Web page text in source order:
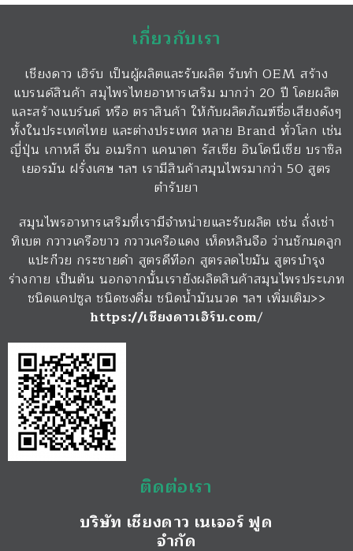
เกี่ยวกับเรา
เชียงดาว เฮิร์บ เป็นผู้ผลิตและรับผลิต รับทำ OEM สร้าง
แบรนด์สินค้า สมุไพรไทยอาหารเสริม มากว่า 20 ปี โดยผลิต
และสร้างแบร์นด์ หรือ ตราสินค้า ให้กับผลิตภัณฑ์ชื่อเสียงดังๆ
ทั้งในประเทศไทย และต่างประเทศ หลาย Brand ทั่วโลก เช่น
ญี่ปุ่น เกาหลี จีน อเมริกา แคนาดา รัสเซีย อินโดนีเซีย บราซิล
เยอรมัน ฝรั่งเศษ ฯลฯ เรามีสินค้าสมุนไพรมากว่า 50 สูตร
ตำรับยา
สมุนไพรอาหารเสริมที่เรามีจำหน่ายและรับผลิต เช่น ถั่งเช่า
ทิเบต กวาวเครือขาว กวาวเครือแดง เห็ดหลินจือ ว่านชักมดลูก
แปะก๊วย กระชายดำ สูตรดีท๊อก สูตรลดไขมัน สูตรบำรุง
ร่างกาย เป็นต้น นอกจากนั้นเรายังผลิตสินค้าสมุนไพรประเภท
ชนิดแคปซูล ชนิดชงดื่ม ชนิดน้ำมันนวด ฯลฯ เพิ่มเติม>>
https://เชียงดาวเฮิร์บ.com/
ติดต่อเรา
บริษัท เชียงดาว เนเจอร์ ฟูด
จำกัด